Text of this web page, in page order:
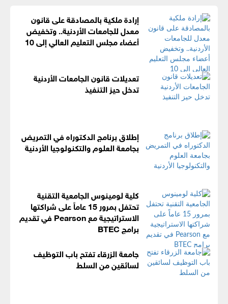
إرادة ملكية بالمصادقة على قانون
معدل للجامعات الأردنية.. وتخفيض
أعضاء مجلس التعليم العالي إلى 10
تعديلات قانون الجامعات الأردنية
تدخل حيز التنفيذ
إطلاق برنامج الدكتوراه في التمريض
بجامعة العلوم والتكنولوجيا الأردنية
كلية لومينوس الجامعية التقنية
تحتفل بمرور 15 عاماً على شراكتها
الاستراتيجية مع Pearson في تقديم
برامج BTEC
جامعة الزرقاء تفتح باب التوظيف
لسائقين من السلط